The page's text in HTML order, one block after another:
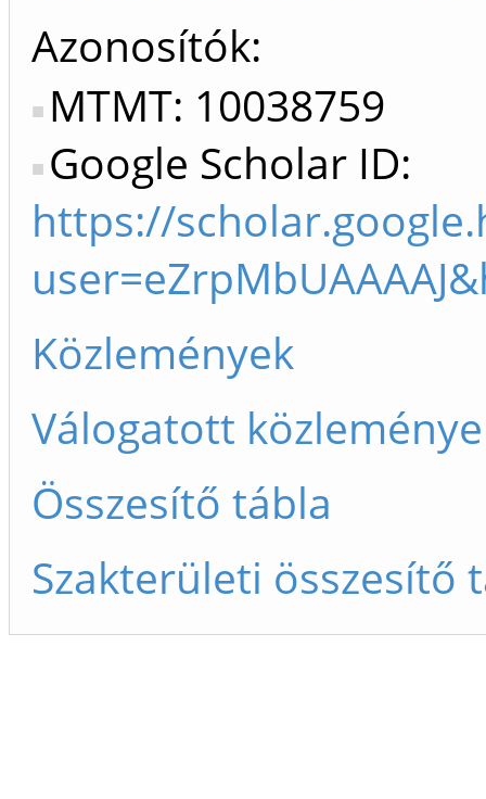
Azonosítók
MTMT: 10038759
Google Scholar ID:
https://
Közlemények
Válogatott
Összesítő tábla
Szakterületi összesítő